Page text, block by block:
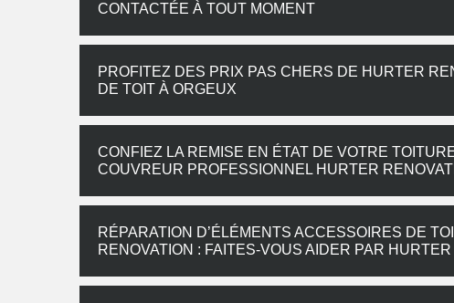
CONTACTÉE À TOUT MOMENT
PROFITEZ DES PRIX PAS CHERS DE HURTER
DE TOIT À ORGEUX
CONFIEZ LA REMISE EN ÉTAT DE VOTRE
COUVREUR PROFESSIONNEL HURTER
RÉPARATION D’ÉLÉMENTS ACCESSOIRES DE
RENOVATION : FAITES-VOUS AIDER PAR HURTER